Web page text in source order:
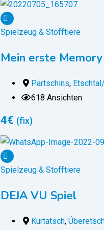
Spielzeug & Stofftiere
Mein erste Memory
Partschins,
618 Ansichten
4€ (fix)
Spielzeug & Stofftiere
DEJA VU Spiel
Kurtatsch,